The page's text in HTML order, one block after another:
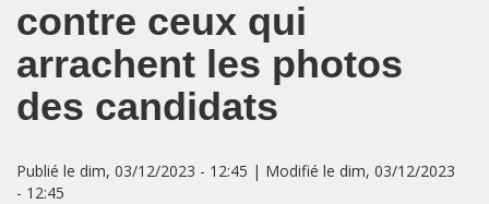
contre ceux qui
arrachent les photos
des candidats
Publié le dim, 03/12/2023 - 12:45 | Modifié le dim, 03/12/2023
- 12:45